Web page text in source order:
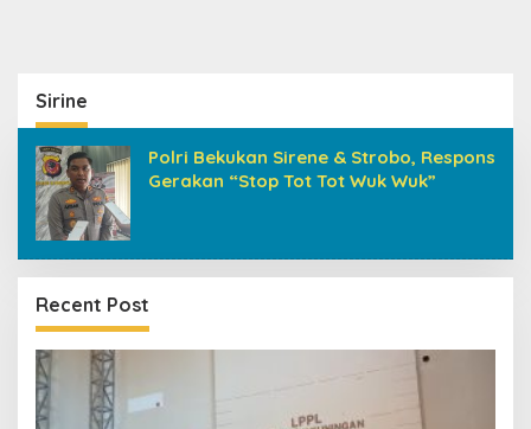
Sirine
Polri Bekukan Sirene & Strobo, Respons
Gerakan “Stop Tot Tot Wuk Wuk”
Recent Post